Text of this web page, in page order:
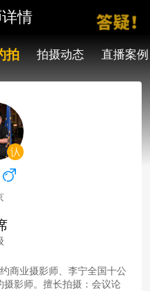
情
拍 拍摄动态 直播案例
商业摄影师、李宁全国十公
摄影师。擅长拍摄：会议论